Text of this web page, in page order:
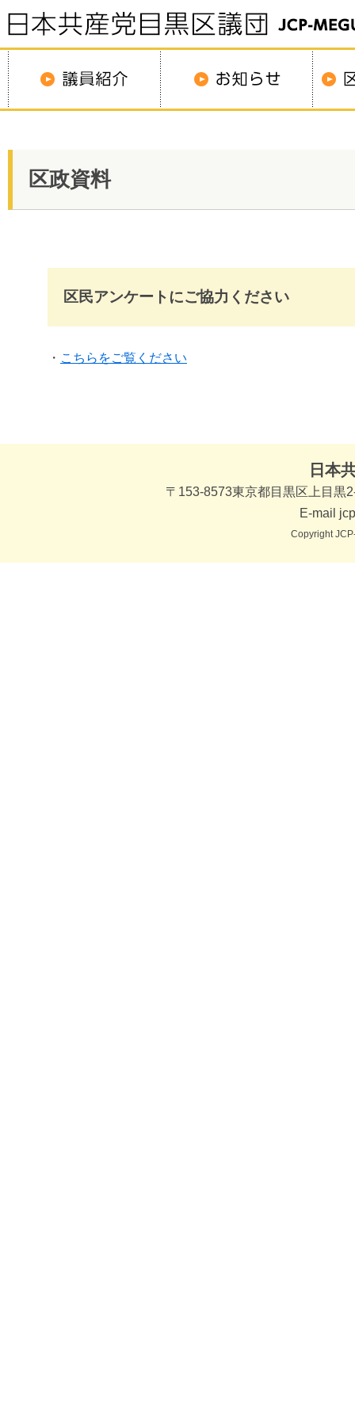
区政資料
区民アンケートにご協力ください
・ こちらをご覧ください
日本
〒153-8573東京都目黒区上目
E-mail
Copyright